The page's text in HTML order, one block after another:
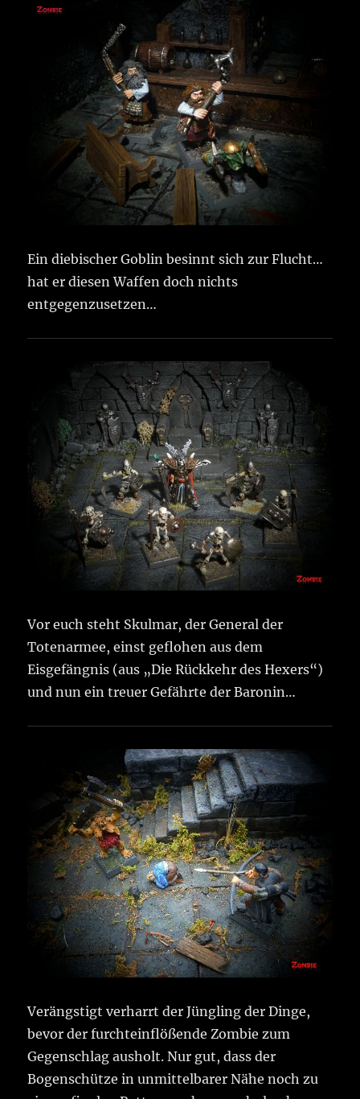
Ein diebischer Goblin besinnt sich zur Flucht…
hat er diesen Waffen doch nichts
entgegenzusetzen…
Vor euch steht Skulmar, der General der
Totenarmee, einst geflohen aus dem
Eisgefängnis (aus „Die Rückkehr des Hexers“)
und nun ein treuer Gefährte der Baronin…
Verängstigt verharrt der Jüngling der Dinge,
bevor der furchteinflößende Zombie zum
Gegenschlag ausholt. Nur gut, dass der
Bogenschütze in unmittelbarer Nähe noch zu